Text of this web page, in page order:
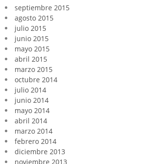
septiembre 2015
agosto 2015
julio 2015
junio 2015
mayo 2015
abril 2015
marzo 2015
octubre 2014
julio 2014
junio 2014
mayo 2014
abril 2014
marzo 2014
febrero 2014
diciembre 2013
noviembre 2013